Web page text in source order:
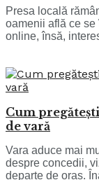
Presa locală
oamenii află ce se
online, însă,
Cum
de vară
Vara aduce mai
despre concedii,
departe de oraș.